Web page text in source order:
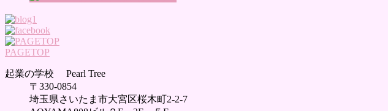
PAGETOP
起業の学校 Pearl Tree
〒330-0854
埼玉県さいたま市大宮区桜木町2-2-7